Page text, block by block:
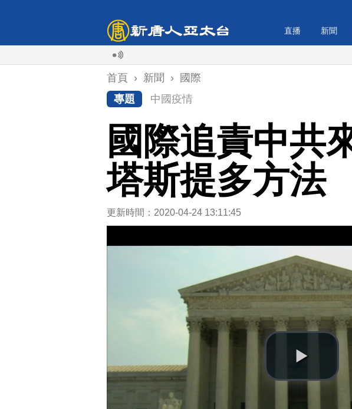
直播 新聞
首頁 › 新聞 ›
國際
專題
中國疫情
國際追責中共
塔斯提多方法
更新時間：2020-04-24 13:11:45